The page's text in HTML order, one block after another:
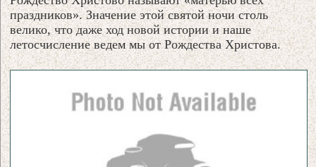
праздников». Значение этой святой ночи столь
велико, что даже ход новой истории и наше
летосчисление ведем мы от Рождества Христова.